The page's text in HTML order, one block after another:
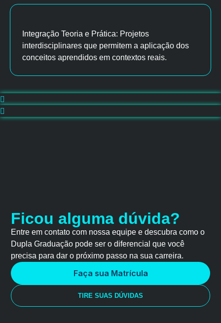
Integração Teoria e Prática: Projetos
interdisciplinares que permitem a aplicação dos
conceitos aprendidos em contextos reais.
Ficou alguma dúvida?
Entre em contato com nossa equipe e descubra como o
Dupla Graduação pode ser o diferencial que você
precisa para dar o próximo passo na sua carreira.
Faça sua Matrícula
TIRE SUAS DÚVIDAS